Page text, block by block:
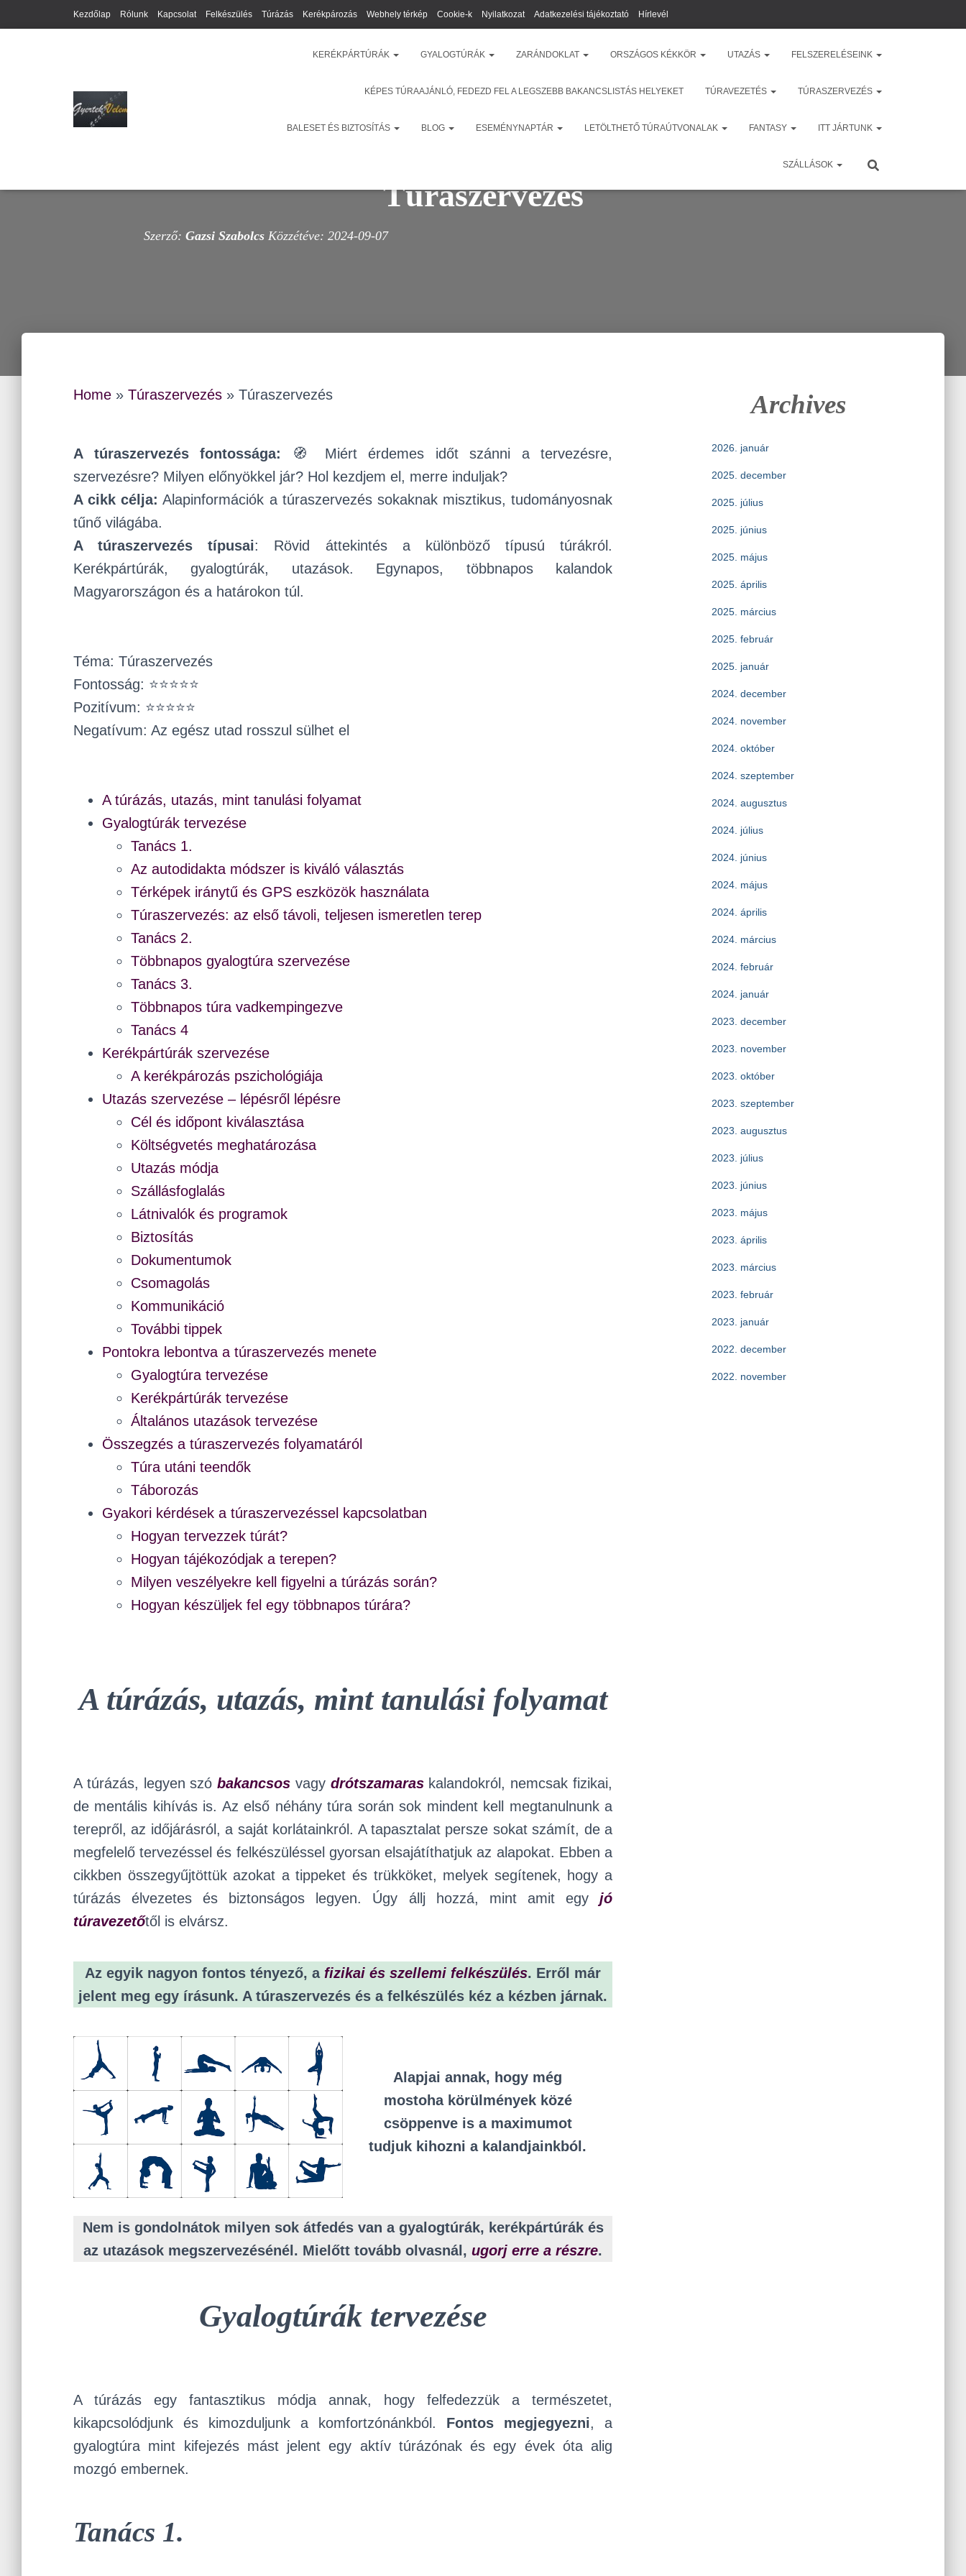
Kezdőlap Rólunk Kapcsolat Felkészülés Túrázás Kerékpározás Webhely térkép Cookie-k Nyilatkozat Adatkezelési tájékoztató Hírlevél
KERÉKPÁRTÚRÁK GYALOGTÚRÁK ZARÁNDOKLAT ORSZÁGOS KÉKKÖR UTAZÁS FELSZERELÉSEINK
KÉPES TÚRAAJÁNLÓ, FEDEZD FEL A LEGSZEBB BAKANCSLISTÁS HELYEKET TÚRAVEZETÉS TÚRASZERVEZÉS
BALESET ÉS BIZTOSÍTÁS BLOG ESEMÉNYNAPTÁR LETÖLTHETŐ TÚRAÚTVONALAK FANTASY ITT JÁRTUNK
SZÁLLÁSOK
Túraszervezés
Szerző: Gazsi SzabolcsKözzétéve: 2024-09-07
Home » Túraszervezés » Túraszervezés
A túraszervezés fontossága: 🧭 Miért érdemes időt szánni a tervezésre,
szervezésre? Milyen előnyökkel jár? Hol kezdjem el, merre induljak?
A cikk célja: Alapinformációk a túraszervezés sokaknak misztikus, tudományosnak
tűnő világába.
A túraszervezés típusai: Rövid áttekintés a különböző típusú túrákról.
Kerékpártúrák, gyalogtúrák, utazások. Egynapos, többnapos kalandok
Magyarországon és a határokon túl.
Téma: Túraszervezés
Fontosság: ⭐⭐⭐⭐⭐
Pozitívum: ⭐⭐⭐⭐⭐
Negatívum: Az egész utad rosszul sülhet el
A túrázás, utazás, mint tanulási folyamat
Gyalogtúrák tervezése
Tanács 1.
Az autodidakta módszer is kiváló választás
Térképek iránytű és GPS eszközök használata
Túraszervezés: az első távoli, teljesen ismeretlen terep
Tanács 2.
Többnapos gyalogtúra szervezése
Tanács 3.
Többnapos túra vadkempingezve
Tanács 4
Kerékpártúrák szervezése
A kerékpározás pszichológiája
Utazás szervezése – lépésről lépésre
Cél és időpont kiválasztása
Költségvetés meghatározása
Utazás módja
Szállásfoglalás
Látnivalók és programok
Biztosítás
Dokumentumok
Csomagolás
Kommunikáció
További tippek
Pontokra lebontva a túraszervezés menete
Gyalogtúra tervezése
Kerékpártúrák tervezése
Általános utazások tervezése
Összegzés a túraszervezés folyamatáról
Túra utáni teendők
Táborozás
Gyakori kérdések a túraszervezéssel kapcsolatban
Hogyan tervezzek túrát?
Hogyan tájékozódjak a terepen?
Milyen veszélyekre kell figyelni a túrázás során?
Hogyan készüljek fel egy többnapos túrára?
A túrázás, utazás, mint tanulási folyamat
A túrázás, legyen szóbakancsos vagy drótszamaraskalandokról, nemcsak fizikai,
de mentális kihívás is. Az első néhány túra során sok mindent kell megtanulnunk a
terepről, az időjárásról, a saját korlátainkról. A tapasztalat persze sokat számít, de a
megfelelő tervezéssel és felkészüléssel gyorsan elsajátíthatjuk az alapokat. Ebben a
cikkben összegyűjtöttük azokat a tippeket és trükköket, melyek segítenek, hogy a
túrázás élvezetes és biztonságos legyen. Úgy állj hozzá, mint amit egy jó
túravezetőtől is elvársz.
Az egyik nagyon fontos tényező, a fizikai és szellemi felkészülés. Erről már
jelent meg egy írásunk. A túraszervezés és a felkészülés kéz a kézben járnak.
Alapjai annak, hogy még
mostoha körülmények közé
csöppenve is a maximumot
tudjuk kihozni a kalandjainkból.
Nem is gondolnátok milyen sok átfedés van a gyalogtúrák, kerékpártúrák és
az utazások megszervezésénél. Mielőtt tovább olvasnál, ugorj erre a részre.
Gyalogtúrák tervezése
A túrázás egy fantasztikus módja annak, hogy felfedezzük a természetet,
kikapcsolódjunk és kimozduljunk a komfortzónánkból. Fontos megjegyezni, a
gyalogtúra mint kifejezés mást jelent egy aktív túrázónak és egy évek óta alig
mozgó embernek.
Tanács 1.
Archives
2026. január
2025. december
2025. július
2025. június
2025. május
2025. április
2025. március
2025. február
2025. január
2024. december
2024. november
2024. október
2024. szeptember
2024. augusztus
2024. július
2024. június
2024. május
2024. április
2024. március
2024. február
2024. január
2023. december
2023. november
2023. október
2023. szeptember
2023. augusztus
2023. július
2023. június
2023. május
2023. április
2023. március
2023. február
2023. január
2022. december
2022. november